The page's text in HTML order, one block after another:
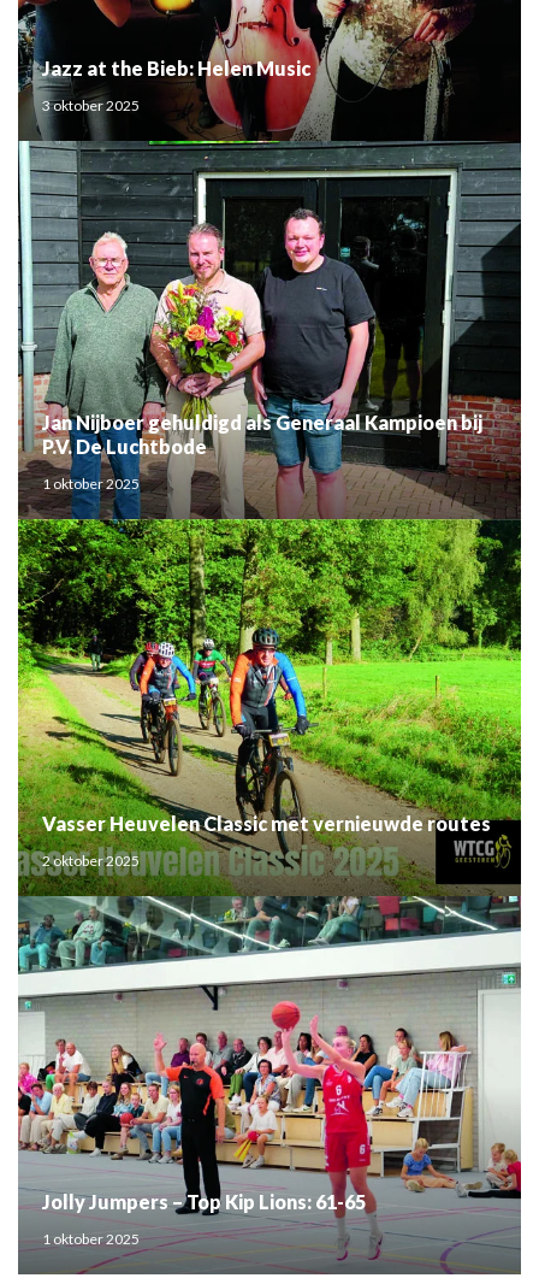
Jazz at the Bieb: Helen Music
3 oktober 2025
Jan Nijboer gehuldigd als Generaal Kampioen bij
P.V. De Luchtbode
1 oktober 2025
Vasser Heuvelen Classic met vernieuwde routes
2 oktober 2025
Jolly Jumpers – Top Kip Lions: 61-65
1 oktober 2025